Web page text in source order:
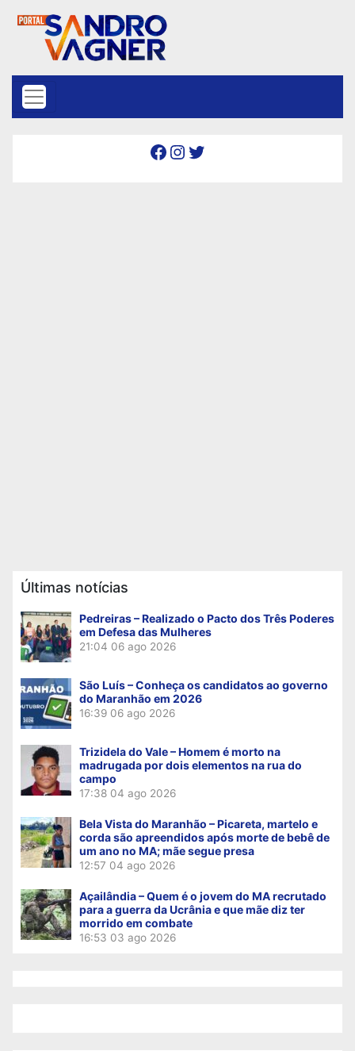
Facebook Instagram Twitter
Últimas notícias
Pedreiras – Realizado o Pacto dos Três Poderes
em Defesa das Mulheres
21:04 06 ago 2026
São Luís – Conheça os candidatos ao governo
do Maranhão em 2026
16:39 06 ago 2026
Trizidela do Vale – Homem é morto na
madrugada por dois elementos na rua do
campo
17:38 04 ago 2026
Bela Vista do Maranhão – Picareta, martelo e
corda são apreendidos após morte de bebê de
um ano no MA; mãe segue presa
12:57 04 ago 2026
Açailândia – Quem é o jovem do MA recrutado
para a guerra da Ucrânia e que mãe diz ter
morrido em combate
16:53 03 ago 2026